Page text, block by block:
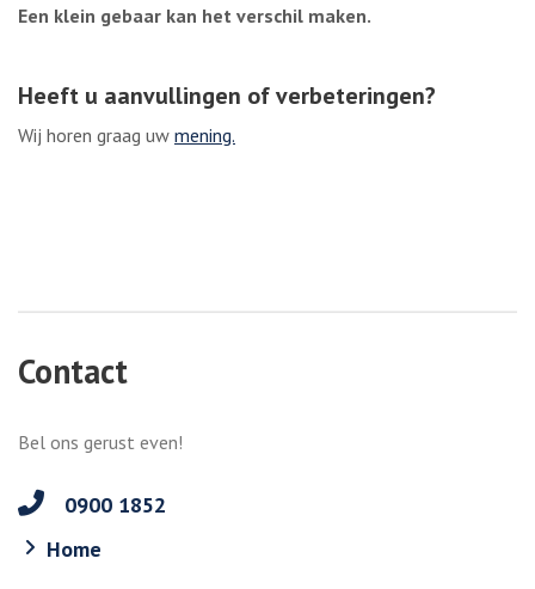
Een klein gebaar kan het verschil maken.
Heeft u aanvullingen of verbeteringen?
Wij horen graag uw mening.
Contact
Bel ons gerust even!
0900 1852
Home